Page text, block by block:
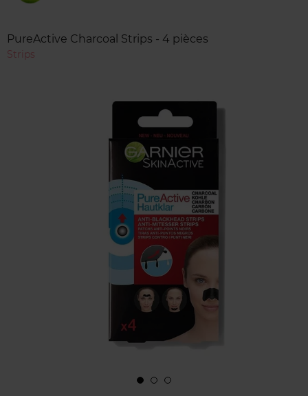
PureActive Charcoal Strips - 4 pièces
Strips